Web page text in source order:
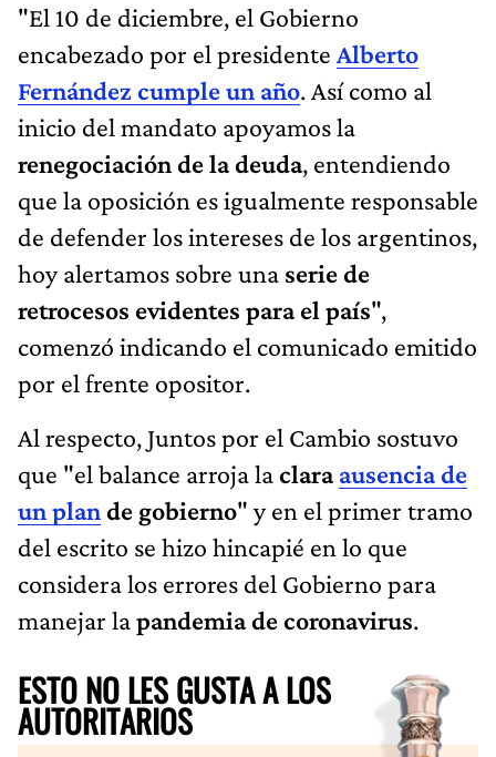
"El 10 de diciembre, el Gobierno
encabezado por el presidente Alberto
Fernández cumple un año. Así como al
inicio del mandato apoyamos la
renegociación de la deuda, entendiendo
que la oposición es igualmente responsable
de defender los intereses de los argentinos,
hoy alertamos sobre una serie de
retrocesos evidentes para el país",
comenzó indicando el comunicado emitido
por el frente opositor.
Al respecto, Juntos por el Cambio sostuvo
que "el balance arroja laclaraausencia de
un plande gobierno" y en el primer tramo
del escrito se hizo hincapié en lo que
considera los errores del Gobierno para
manejar lapandemia de coronavirus.
ESTO NO LES GUSTA A LOS
AUTORITARIOS